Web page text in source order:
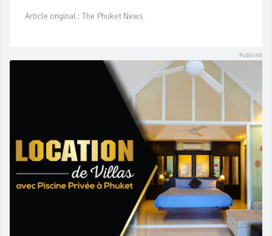
Article original : The Phuket News